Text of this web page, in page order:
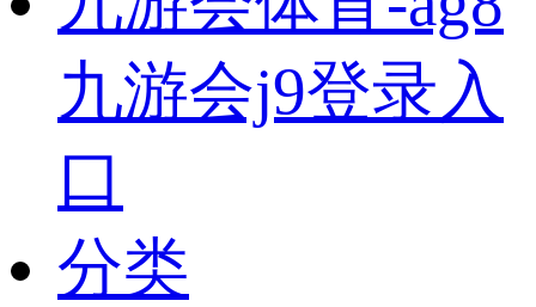
九游会j9登录入
口
分类